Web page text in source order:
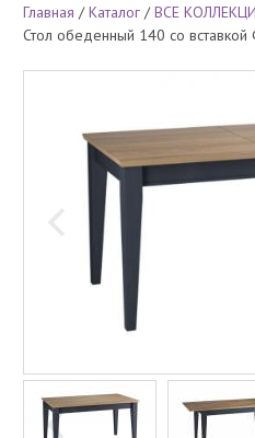
Главная /Каталог /ВСЕ
Стол обеденный 140 со